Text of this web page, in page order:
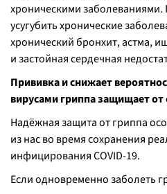
хроническими
усугубить хронические
хронический бронхит, астма,
и застойная сердечная
Прививка и снижает
вирусами гриппа защищает
Надёжная защита от гриппа
из нас во время сохранения
инфицирования COVID-19.
Если одновременно заболеть